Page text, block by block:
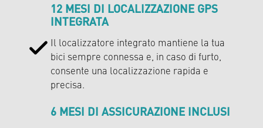
12 MESI DI LOCALIZZAZIONE GPS
INTEGRATA
Il localizzatore integrato mantiene la tua
bici sempre connessa e, in caso di furto,
consente una localizzazione rapida e
precisa.
6 MESI DI ASSICURAZIONE INCLUSI